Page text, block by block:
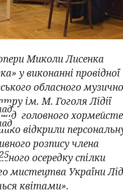
Миколи Лисенка
у виконанні провідної
обласного
ім. М. Гоголя Лідії
головного
відкрили
розпису члена
осередку спілки
мистецтва України
квітами».